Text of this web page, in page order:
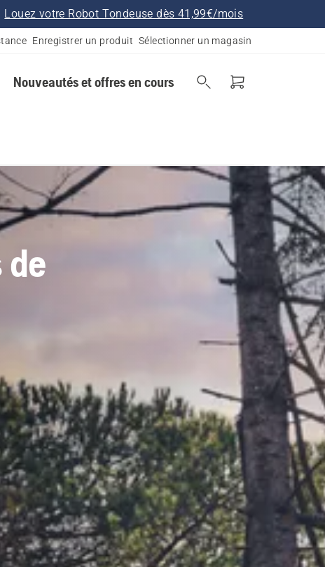
Louez votre Robot Tondeuse dès 41,99€/mois
Enregistrer un produit Sélectionner un magasin
Nouveautés et offres en cours